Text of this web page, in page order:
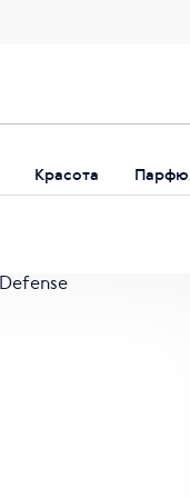
Красота